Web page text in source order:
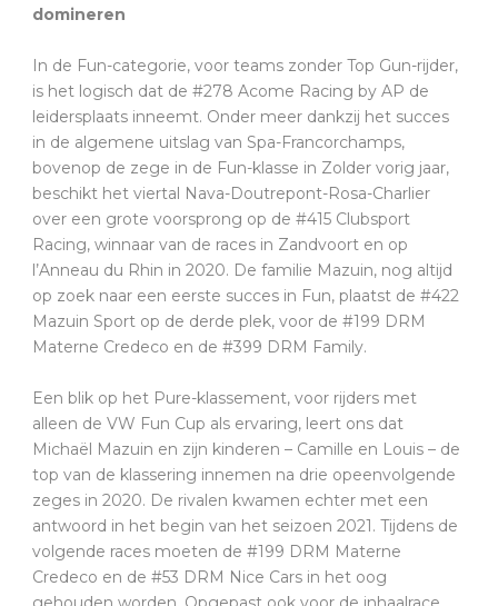
domineren
In de Fun-categorie, voor teams zonder Top Gun-rijder,
is het logisch dat de #278 Acome Racing by AP de
leidersplaats inneemt. Onder meer dankzij het succes
in de algemene uitslag van Spa-Francorchamps,
bovenop de zege in de Fun-klasse in Zolder vorig jaar,
beschikt het viertal Nava-Doutrepont-Rosa-Charlier
over een grote voorsprong op de #415 Clubsport
Racing, winnaar van de races in Zandvoort en op
l’Anneau du Rhin in 2020. De familie Mazuin, nog altijd
op zoek naar een eerste succes in Fun, plaatst de #422
Mazuin Sport op de derde plek, voor de #199 DRM
Materne Credeco en de #399 DRM Family.
Een blik op het Pure-klassement, voor rijders met
alleen de VW Fun Cup als ervaring, leert ons dat
Michaël Mazuin en zijn kinderen – Camille en Louis – de
top van de klassering innemen na drie opeenvolgende
zeges in 2020. De rivalen kwamen echter met een
antwoord in het begin van het seizoen 2021. Tijdens de
volgende races moeten de #199 DRM Materne
Credeco en de #53 DRM Nice Cars in het oog